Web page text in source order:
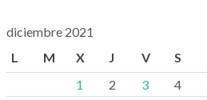
diciembre 2021
L
M X J V S
1 2 3 4